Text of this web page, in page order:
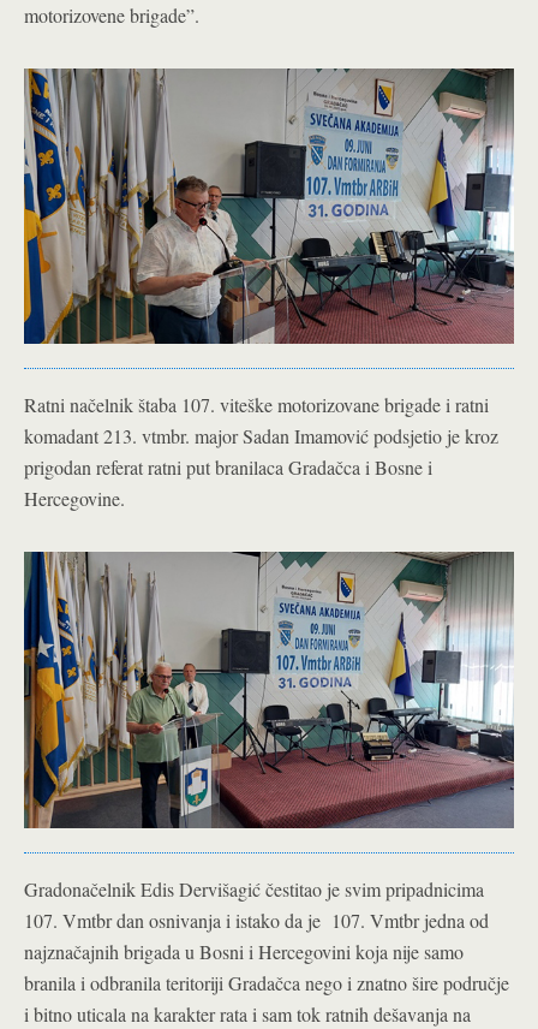
motorizovene brigade”.
Ratni načelnik štaba 107. viteške motorizovane brigade i ratni
komadant 213. vtmbr. major Sadan Imamović podsjetio je kroz
prigodan referat ratni put branilaca Gradačca i Bosne i
Hercegovine.
Gradonačelnik Edis Dervišagić čestitao je svim pripadnicima
107. Vmtbr dan osnivanja i istako da je 107. Vmtbr jedna od
najznačajnih brigada u Bosni i Hercegovini koja nije samo
branila i odbranila teritoriji Gradačca nego i znatno šire područje
i bitno uticala na karakter rata i sam tok ratnih dešavanja na